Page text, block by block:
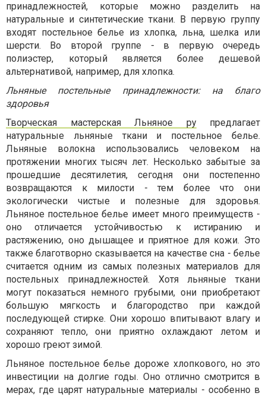
принадлежностей, которые можно разделить на
натуральные и синтетические ткани. В первую группу
входят постельное белье из хлопка, льна, шелка или
шерсти. Во второй группе - в первую очередь
полиэстер, который является более дешевой
альтернативой, например, для хлопка.
Льняные постельные принадлежности: на благо
здоровья
Творческая мастерская Льняное рупредлагает
натуральные льняные ткани и постельное белье.
Льняные волокна использовались человеком на
протяжении многих тысяч лет. Несколько забытые за
прошедшие десятилетия, сегодня они постепенно
возвращаются к милости - тем более что они
экологически чистые и полезные для здоровья.
Льняное постельное белье имеет много преимуществ -
оно отличается устойчивостью к истиранию и
растяжению, оно дышащее и приятное для кожи. Это
также благотворно сказывается на качестве сна - белье
считается одним из самых полезных материалов для
постельных принадлежностей. Хотя льняные ткани
могут показаться немного грубыми, они приобретают
большую мягкость и благородство при каждой
последующей стирке. Они хорошо впитывают влагу и
сохраняют тепло, они приятно охлаждают летом и
хорошо греют зимой.
Льняное постельное белье дороже хлопкового, но это
инвестиции на долгие годы. Оно отлично смотрится в
мерах, где царят натуральные материалы - особенно в